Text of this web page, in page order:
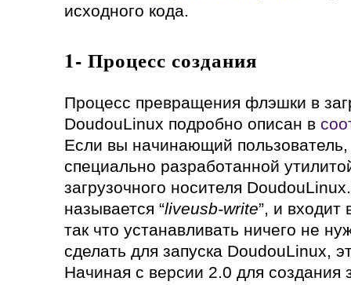
исходного кода.
1- Процесс создания
Процесс превращения флэшки в
DoudouLinux подробно описан в
Если вы начинающий
специально разработанной
загрузочного носителя
называется “liveusb-write”, и входит
так что устанавливать ничего не
сделать для запуска DoudouLinux,
Начиная с версии 2.0 для создания